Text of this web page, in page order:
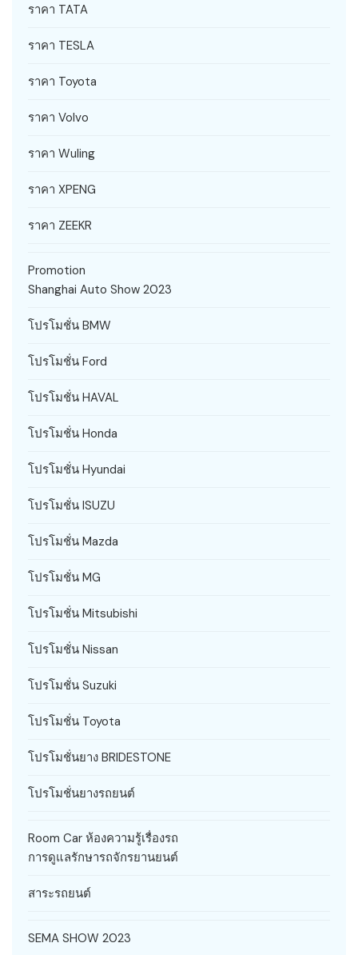
ราคา TATA
ราคา TESLA
ราคา Toyota
ราคา Volvo
ราคา Wuling
ราคา XPENG
ราคา ZEEKR
Promotion
Shanghai Auto Show 2023
โปรโมชั่น BMW
โปรโมชั่น Ford
โปรโมชั่น HAVAL
โปรโมชั่น Honda
โปรโมชั่น Hyundai
โปรโมชั่น ISUZU
โปรโมชั่น Mazda
โปรโมชั่น MG
โปรโมชั่น Mitsubishi
โปรโมชั่น Nissan
โปรโมชั่น Suzuki
โปรโมชั่น Toyota
โปรโมชั่นยาง BRIDESTONE
โปรโมชั่นยางรถยนต์
Room Car ห้องความรู้เรื่องรถ
การดูแลรักษารถจักรยานยนต์
สาระรถยนต์
SEMA SHOW 2023